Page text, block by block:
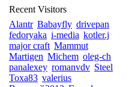
Recent Visitors
Alantr Babayfly drivepan
fedoryaka i-media kotler.j
major craft Mammut
Martigen Michem oleg-ch
panalexey romanvdv Steel
Toxa83 valerius